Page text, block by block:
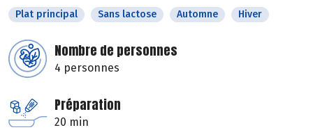
Plat principal Sans lactose Automne Hiver
Nombre de personnes
4 personnes
Préparation
20 min